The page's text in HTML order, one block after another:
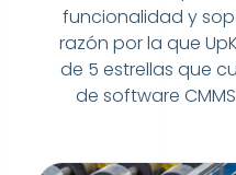
funcionalidad y
razón por la que
de 5 estrellas que
de software